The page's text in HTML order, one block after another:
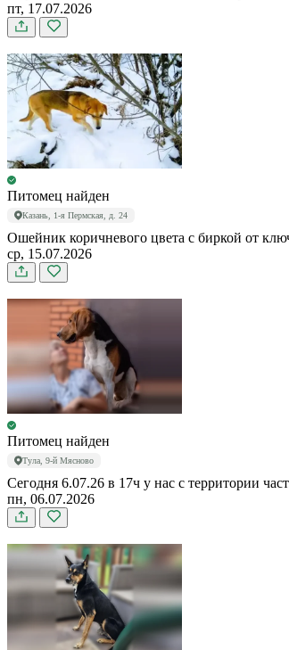
пт, 17.07.2026
Питомец найден
Казань, 1-я Пермская, д. 24
Ошейник коричневого цвета с биркой от
ср, 15.07.2026
Питомец найден
Тула, 9-й Мясново
Сегодня 6.07.26 в 17ч у нас с территории
пн, 06.07.2026